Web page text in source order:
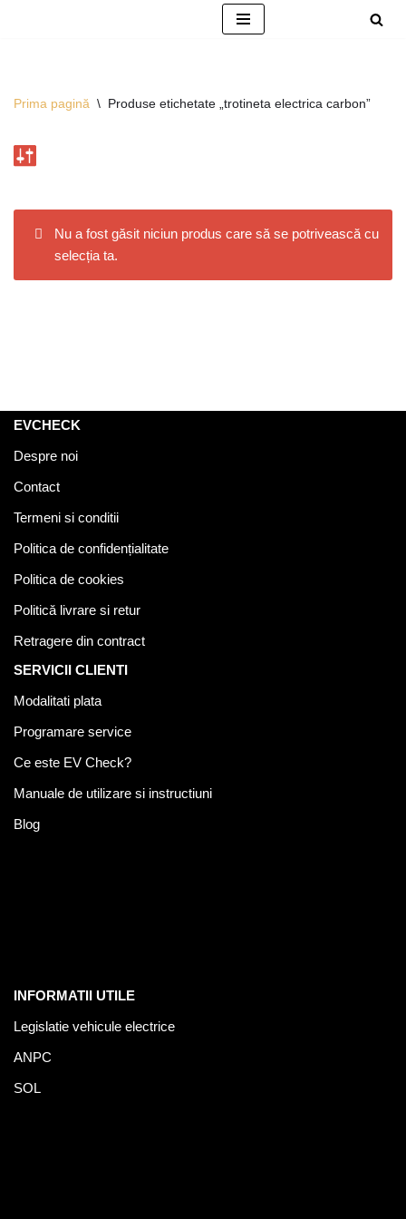
Prima pagină \ Produse etichetate „trotineta electrica carbon”
Nu a fost găsit niciun produs care să se potrivească cu
selecția ta.
EVCHECK
Despre noi
Contact
Termeni si conditii
Politica de confidențialitate
Politica de cookies
Politică livrare si retur
Retragere din contract
SERVICII CLIENTI
Modalitati plata
Programare service
Ce este EV Check?
Manuale de utilizare si instructiuni
Blog
INFORMATII UTILE
Legislatie vehicule electrice
ANPC
SOL